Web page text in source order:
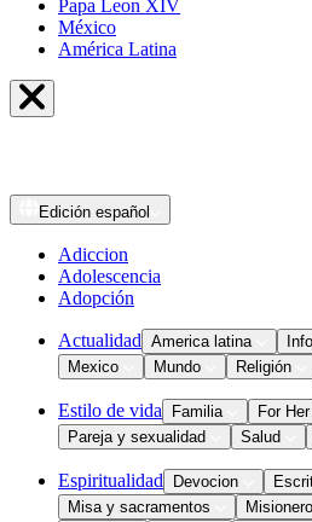
Papa Leon XIV
México
América Latina
Edición español
Adiccion
Adolescencia
Adopción
Actualidad America latina
Mexico
Mundo Religión
Estilo de vida Familia
For
Pareja y sexualidad
Salud
Espiritualidad Devocion
Misa y sacramentos
Misionero